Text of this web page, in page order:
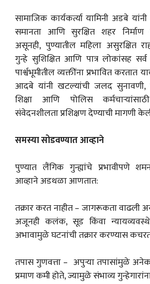
सामाजिक कार्यकर्त्या यामिनी अडबे
समानता आणि सुरक्षित शहर निर्माण
असूनही, पुण्यातील महिला असुरक्षित
गुन्हे सुशिक्षित आणि पात्र लोकांसह
पार्श्वभूमीतील व्यक्तींना प्रभावित करतात
आदबे यांनी खटल्यांची जलद सुनावणी,
शिक्षा आणि पोलिस
संवेदनशीलता प्रशिक्षण देण्याची मागणी
समस्या सोडवण्यात आव्हाने
पुण्यात लैंगिक गुन्ह्यांचे प्रभावीपणे
आव्हाने अडथळा आणतात:
तक्रार करत नाहीत – जागरूकता वाढली
अजूनही कलंक, सूड किंवा
अभावामुळे घटनांची तक्रार करण्यास
तपास गुणवत्ता – अपुर्‍या तपासांमुळे
प्रमाण कमी होते, ज्यामुळे संभाव्य